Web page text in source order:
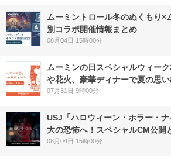
ムーミントロール冬のぬくもり×
別コラボ開催情報まとめ
08月04日 15時00分
ムーミンの日スペシャルウィー
や花火、豪華ディナーで夏の思
07月31日 9時00分
USJ「ハロウィーン・ホラー・
大の恐怖へ！スペシャルCM公開
08月04日 15時00分